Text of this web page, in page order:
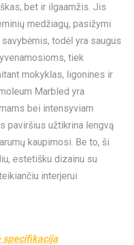
bet ir ilgaamžis. Jis
medžiagų, pasižymi
todėl yra saugus
tiek
mokyklas, ligonines ir
Marbled yra
bei intensyviam
paviršius užtikrina lengvą
kaupimosi. Be to, ši
estetišku dizainu su
interjerui
specifikacija